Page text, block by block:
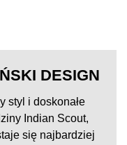
DESIGN
styl i doskonałe
Indian Scout,
się najbardziej